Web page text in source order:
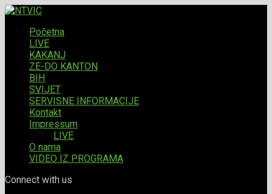
Početna
LIVE
KAKANJ
ZE-DO KANTON
BIH
SVIJET
SERVISNE INFORMACIJE
Kontakt
Impressum
LIVE
O nama
VIDEO IZ PROGRAMA
Connect with us